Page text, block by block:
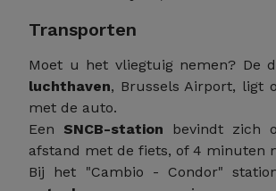
Transporten
Moet u het vliegtuig nemen? De
luchthaven, Brussels Airport, ligt
met de auto.
Een SNCB-station bevindt zich
afstand met de fiets, of 4 minuten
Bij het "Cambio - Condor"